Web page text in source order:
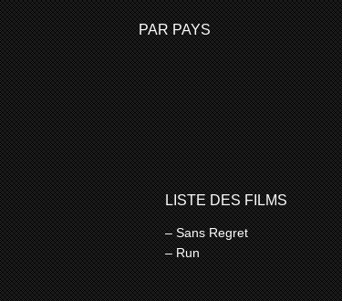
PAR PAYS
LISTE DES FILMS
– Sans Regret
– Run